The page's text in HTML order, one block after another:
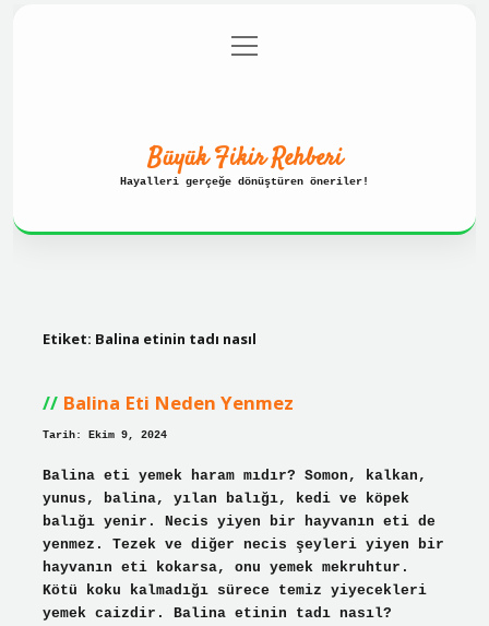
Gizlilik Politikası
menüyü
aç
Büyük Fikir Rehberi
Hayalleri gerçeğe dönüştüren öneriler!
Etiket: Balina etinin tadı nasıl
Balina Eti Neden Yenmez
Tarih: Ekim 9, 2024
Balina eti yemek haram mıdır? Somon, kalkan,
yunus, balina, yılan balığı, kedi ve köpek
balığı yenir. Necis yiyen bir hayvanın eti de
yenmez. Tezek ve diğer necis şeyleri yiyen bir
hayvanın eti kokarsa, onu yemek mekruhtur.
Kötü koku kalmadığı sürece temiz yiyecekleri
yemek caizdir. Balina etinin tadı nasıl?